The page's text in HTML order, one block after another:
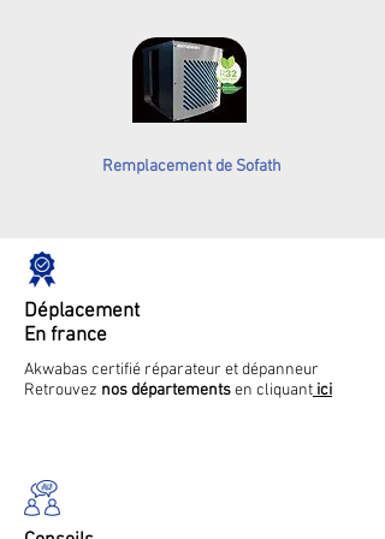
Remplacement de Sofath
Déplacement
En france
Akwabas certifié réparateur et dépanneur
Retrouvez nos départementsen cliquant ici